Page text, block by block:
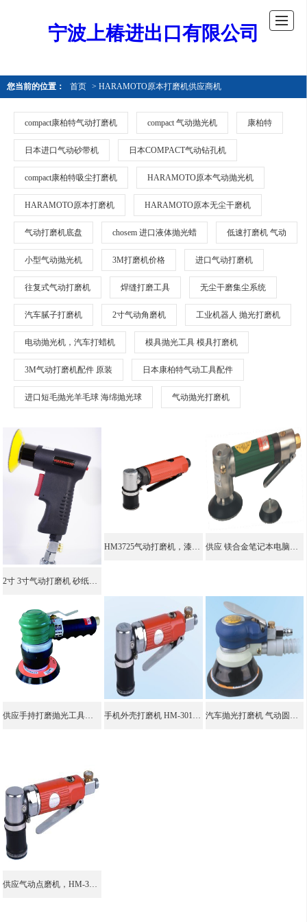
宁波上椿进出口有限公司
您当前的位置： 首页 > HARAMOTO原本打磨机供应商机
compact康柏特气动打磨机 compact 气动抛光机 康柏特
日本进口气动砂带机 日本COMPACT气动钻孔机
compact康柏特吸尘打磨机 HARAMOTO原本气动抛光机
HARAMOTO原本打磨机 HARAMOTO原本无尘干磨机
气动打磨机底盘 chosem 进口液体抛光蜡 低速打磨机 气动
小型气动抛光机 3M打磨机价格 进口气动打磨机
往复式气动打磨机 焊缝打磨工具 无尘干磨集尘系统
汽车腻子打磨机 2寸气动角磨机 工业机器人 抛光打磨机
电动抛光机，汽车打蜡机 模具抛光工具 模具打磨机
3M气动打磨机配件 原装 日本康柏特气动工具配件
进口短毛抛光羊毛球 海绵抛光球 气动抛光打磨机
2寸 3寸气动打磨机 砂纸打磨机 小型 气动抛光打磨机
HM3725气动打磨机，漆面颗粒打磨机，进口气动打磨机 供应 镁合金笔记本电脑外壳 打磨抛光工具 抛光打磨机 机器人打磨机
供应手持打磨抛光工具，打磨机 砂纸机 手持，机械手打磨机 手机外壳打磨机 HM-3012气动点磨机 小型打磨机 油漆打磨机 汽车抛光打磨机 气动圆盘砂光机 HARAMOTO双轨道打磨机
供应气动点磨机，HM-3012A原本点磨机，小型打磨机抛光，小型气动打磨机